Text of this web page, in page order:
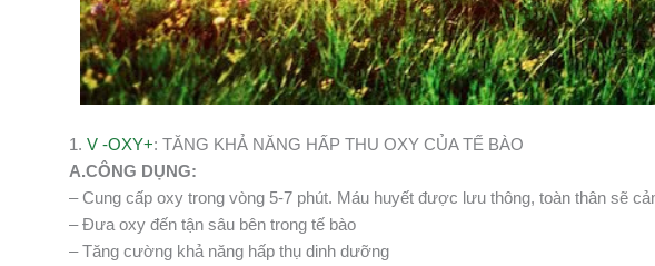
1. V -OXY+: TĂNG KHẢ NĂNG HẤP THU OXY CỦA TẾ BÀO
A.CÔNG DỤNG:
– Cung cấp oxy trong vòng 5-7 phút. Máu huyết được lưu thông, toàn thân sẽ
– Đưa oxy đến tận sâu bên trong tế bào
– Tăng cường khả năng hấp thụ dinh dưỡng